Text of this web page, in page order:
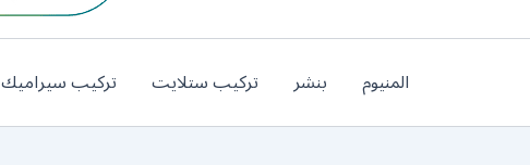
المنيوم بنشر تركيب ستلايت تركيب سيراميك